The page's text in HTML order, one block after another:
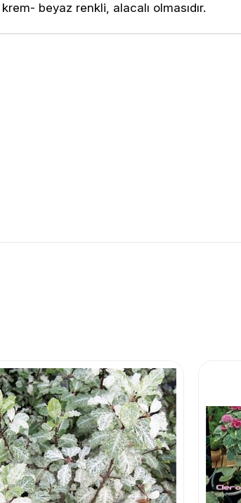
beyaz renkli, alacalı olmasıdır.